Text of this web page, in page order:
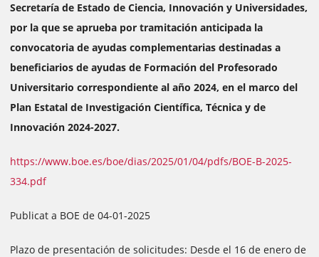
Secretaría de Estado de Ciencia, Innovación y Universidades,
por la que se aprueba por tramitación anticipada la
convocatoria de ayudas complementarias destinadas a
beneficiarios de ayudas de Formación del Profesorado
Universitario correspondiente al año 2024, en el marco del
Plan Estatal de Investigación Científica, Técnica y de
Innovación 2024-2027.
https://www.boe.es/boe/dias/2025/01/04/pdfs/BOE-B-2025-
334.pdf
Publicat a BOE de 04-01-2025
Plazo de presentación de solicitudes: Desde el 16 de enero de